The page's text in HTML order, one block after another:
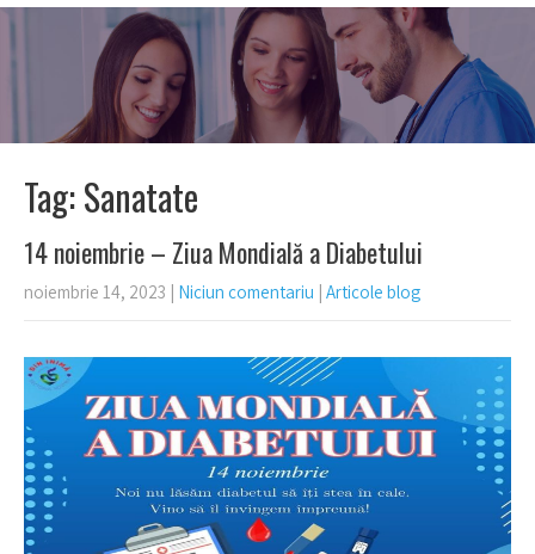
Tag: Sanatate
14 noiembrie – Ziua Mondială a Diabetului
noiembrie 14, 2023 Niciun comentariu Articole blog